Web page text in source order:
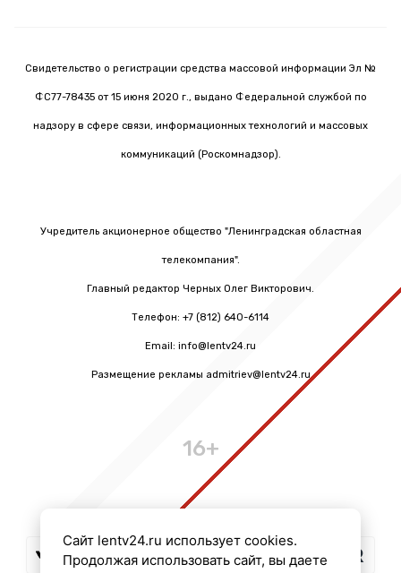
Свидетельство о регистрации средства массовой информации Эл №
ФС77-78435 от 15 июня 2020 г., выдано Федеральной службой по
надзору в сфере связи, информационных технологий и массовых
коммуникаций (Роскомнадзор).
Учредитель акционерное общество "Ленинградская областная
телекомпания".
Главный редактор Черных Олег Викторович.
Телефон: +7 (812) 640-6114
Email: info@lentv24.ru
Размещение рекламы admitriev@lentv24.ru
16+
Сайт lentv24.ru использует cookies.
Продолжая использовать сайт, вы даете